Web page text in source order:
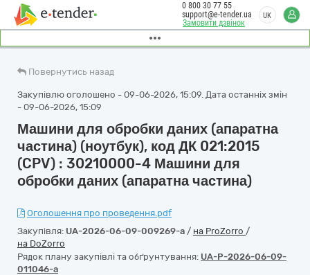
Замовити дзвінок
0 800 30 77 55
support@e-tender.ua
UK
Повернутись назад
Закупівлю оголошено - 09-06-2026, 15:09. Дата останніх змін
- 09-06-2026, 15:09
Машини для обробки даних (апаратна
частина) (ноутбук), код ДК 021:2015
(CPV) : 30210000-4 Машини для
обробки даних (апаратна частина)
Оголошення про проведення.pdf
Закупівля: UA-2026-06-09-009269-a / на ProZorro /
на DoZorro
Рядок плану закупівлі та обґрунтування: UA-P-2026-06-09-
011046-a